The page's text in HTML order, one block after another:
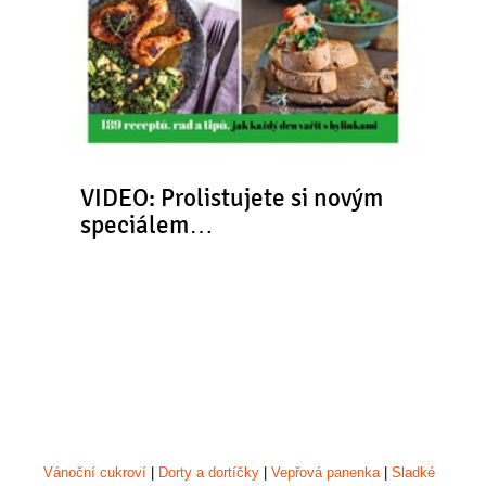
VIDEO: Prolistujete si novým
speciálem…
Vánoční cukroví Dorty a dortíčky Vepřová panenka| Sladké